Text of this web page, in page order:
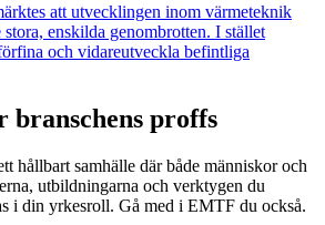
att utvecklingen inom värmeteknik
enskilda genombrotten. I stället
och vidareutveckla befintliga
branschens proffs
hållbart samhälle där både människor och
utbildningarna och verktygen du
i din yrkesroll. Gå med i EMTF du också.